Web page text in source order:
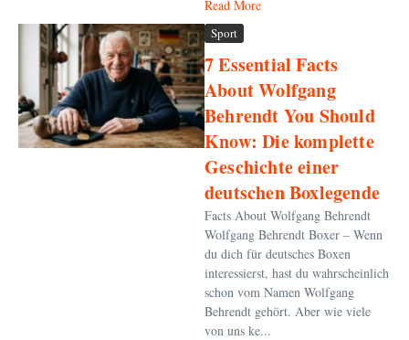
Read More
Sport
7 Essential Facts
About Wolfgang
Behrendt You Should
Know: Die komplette
Geschichte einer
deutschen Boxlegende
Facts About Wolfgang Behrendt
Wolfgang Behrendt Boxer – Wenn
du dich für deutsches Boxen
interessierst, hast du wahrscheinlich
schon vom Namen Wolfgang
Behrendt gehört. Aber wie viele
von uns ke...